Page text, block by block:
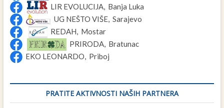
LIR EVOLUCIJA, Banja Luka
UG NEŠTO VIŠE, Sarajevo
REDAH, Mostar
PRIRODA, Bratunac
EKO LEONARDO, Priboj
PRATITE AKTIVNOSTI NAŠIH PARTNERA